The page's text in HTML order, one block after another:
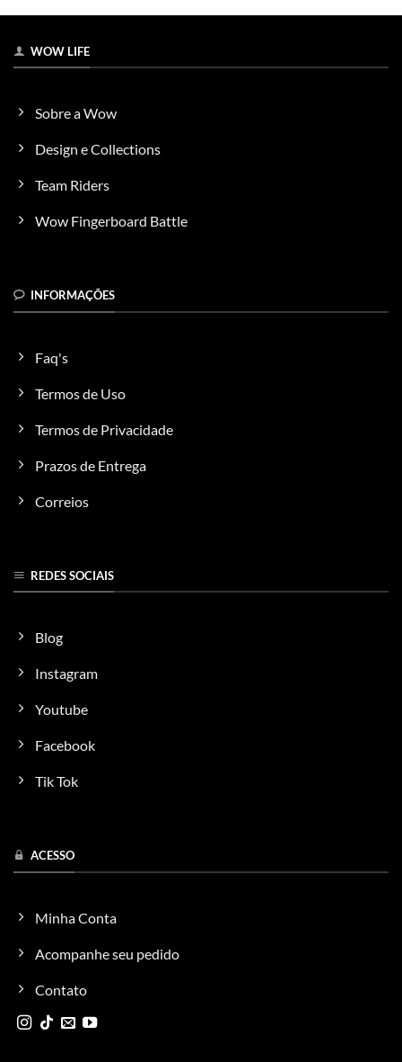
várias
variantes.
podem
escolhidas
na
do
WOW LIFE
Sobre a Wow
Design e Collections
Team Riders
Wow Fingerboard Battle
INFORMAÇÕES
Faq's
Termos de Uso
Termos de Privacidade
Prazos de Entrega
Correios
REDES SOCIAIS
Blog
Instagram
Youtube
Facebook
Tik Tok
ACESSO
Minha Conta
Acompanhe seu pedido
Contato